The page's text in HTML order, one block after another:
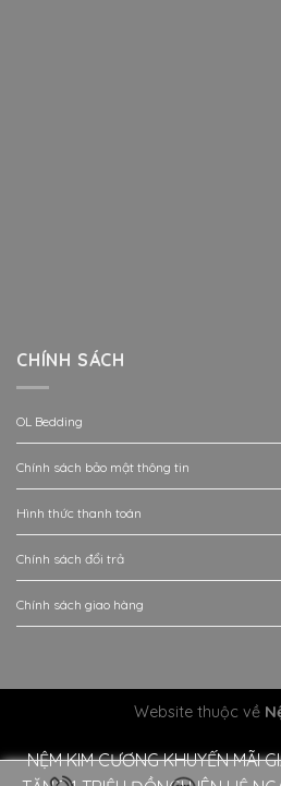
CHÍNH SÁCH
OL Bedding
Chính sách bảo mật thông tin
Hình thức thanh toán
Chính sách đổi trả
Chính sách giao hàng
Website thuộc về
NỆM KIM CƯƠNG KHUYẾN MÃI